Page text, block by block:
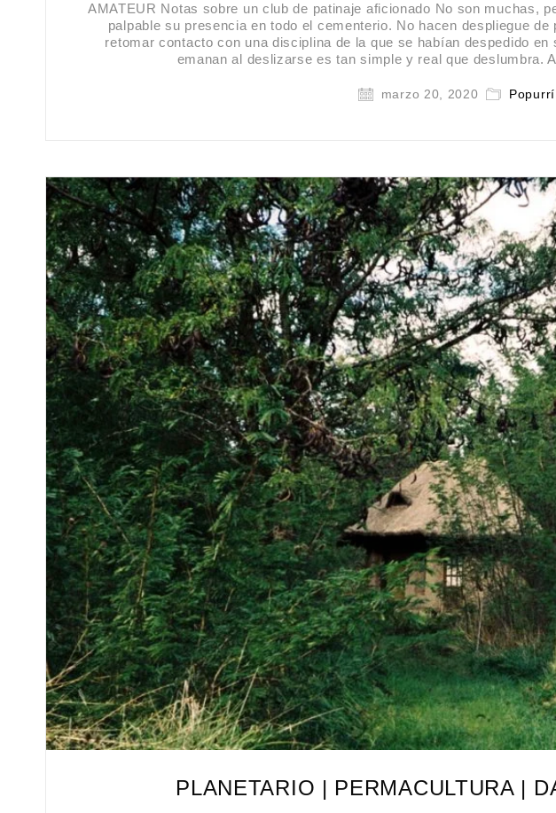
AMATEUR Notas sobre un club de patinaje aficionado No son muchas,
palpable su presencia en todo el cementerio. No hacen despliegue
retomar contacto con una disciplina de la que se habían despedido
emanan al deslizarse es tan simple y real que deslumbra.
marzo 20, 2020 Popurrí
PLANETARIO | PERMACULTURA |